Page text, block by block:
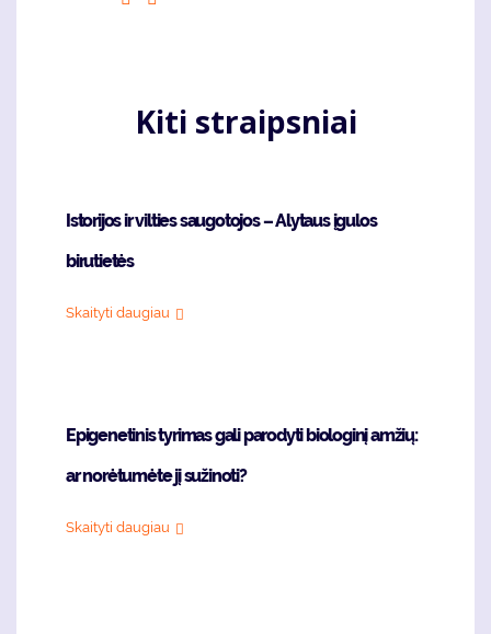
Kiti straipsniai
Istorijos ir vilties saugotojos – Alytaus įgulos
birutietės
Skaityti daugiau
Epigenetinis tyrimas gali parodyti biologinį amžių:
ar norėtumėte jį sužinoti?
Skaityti daugiau